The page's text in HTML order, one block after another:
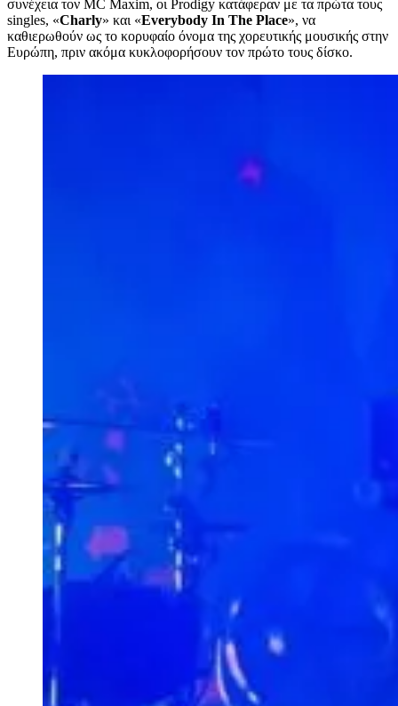
συνέχεια τον MC Maxim, οι Prodigy κατάφεραν με τα πρώτα τους
singles, «Charly» και «Everybody In The Place», να
καθιερωθούν ως το κορυφαίο όνομα της χορευτικής μουσικής στην
Ευρώπη, πριν ακόμα κυκλοφορήσουν τον πρώτο τους δίσκο.